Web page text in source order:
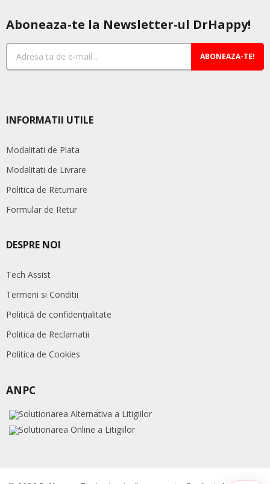
Aboneaza-te la Newsletter-ul DrHappy!
ABONEAZA-TE!
INFORMATII UTILE
Modalitati de Plata
Modalitati de Livrare
Politica de Returnare
Formular de Retur
DESPRE NOI
Tech Assist
Termeni si Conditii
Politică de confidențialitate
Politica de Reclamatii
Politica de Cookies
ANPC